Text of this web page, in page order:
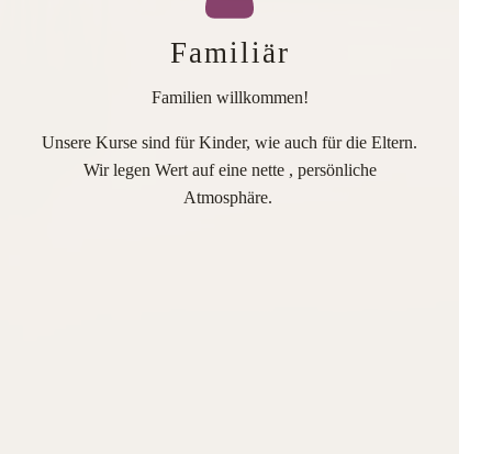
Familiär
Familien willkommen!
Unsere Kurse sind für Kinder, wie auch für die Eltern.
Wir legen Wert auf eine nette , persönliche
Atmosphäre.